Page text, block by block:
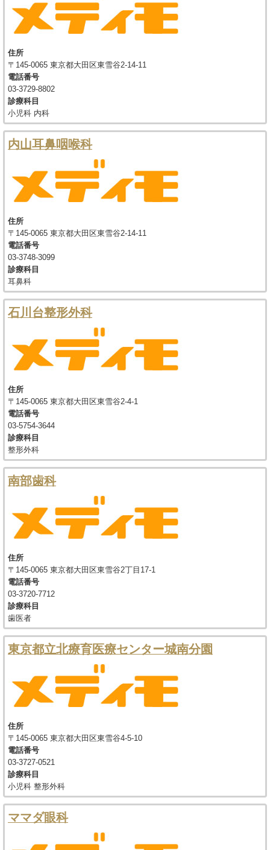
住所
〒145-0065 東京都大田区東雪谷2-14-11
電話番号
03-3729-8802
診療科目
小児科 内科
内山耳鼻咽喉科
住所
〒145-0065 東京都大田区東雪谷2-14-11
電話番号
03-3748-3099
診療科目
耳鼻科
石川台整形外科
住所
〒145-0065 東京都大田区東雪谷2-4-1
電話番号
03-5754-3644
診療科目
整形外科
南部歯科
住所
〒145-0065 東京都大田区東雪谷2丁目17-1
電話番号
03-3720-7712
診療科目
歯医者
東京都立北療育医療センター城南分園
住所
〒145-0065 東京都大田区東雪谷4-5-10
電話番号
03-3727-0521
診療科目
小児科 整形外科
ママダ眼科